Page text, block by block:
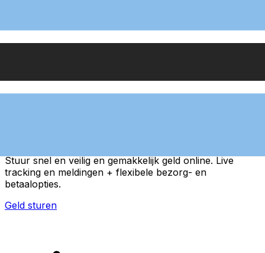
Stuur snel en veilig en gemakkelijk geld online. Live
tracking en meldingen + flexibele bezorg- en
betaalopties.
Geld sturen